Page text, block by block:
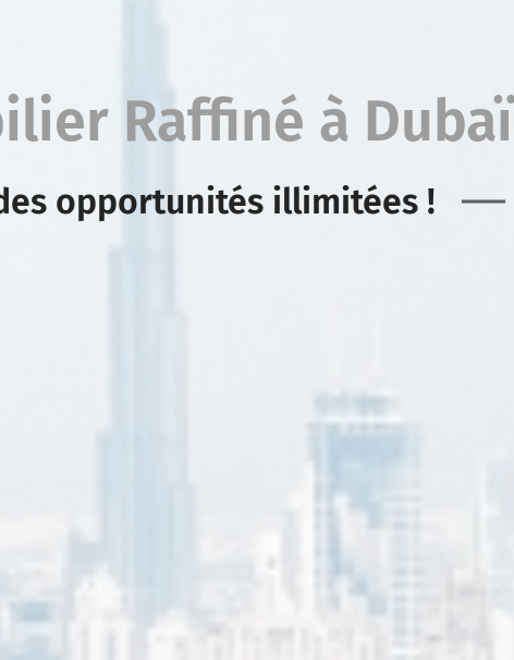
Raffiné à Dubaï
opportunités illimitées !